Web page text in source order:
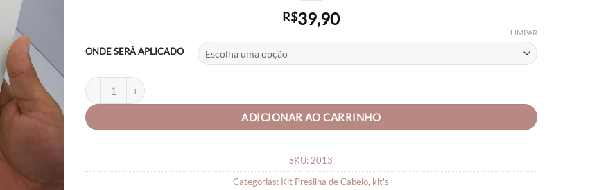
R$39,90
ONDE SERÁ APLICADO
LIMPAR
Laços de Cabelo para Bebe Laços Para Cabelo Lindos C/05 Unid quantidade
ADICIONAR AO CARRINHO
SKU:2013
Categorias: Kit Presilha de Cabelo, kit's